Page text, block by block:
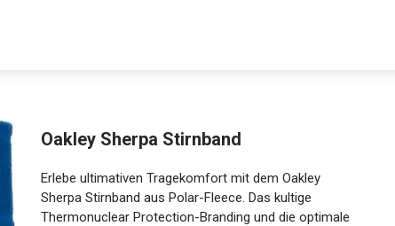
Oakley Sherpa Stirnband
Erlebe ultimativen Tragekomfort mit dem Oakley
Sherpa Stirnband aus Polar-Fleece. Das kultige
Thermonuclear Protection-Branding und die optimale